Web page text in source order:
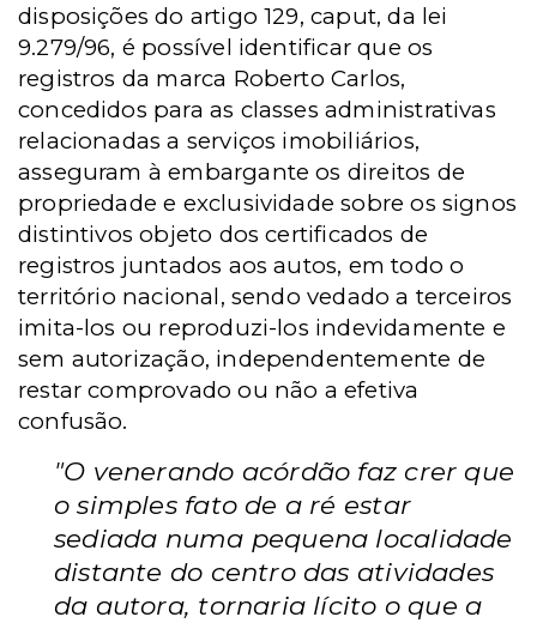
disposições do artigo 129, caput, da lei
9.279/96, é possível identificar que os
registros da marca Roberto Carlos,
concedidos para as classes administrativas
relacionadas a serviços imobiliários,
asseguram à embargante os direitos de
propriedade e exclusividade sobre os signos
distintivos objeto dos certificados de
registros juntados aos autos, em todo o
território nacional, sendo vedado a terceiros
imita-los ou reproduzi-los indevidamente e
sem autorização, independentemente de
restar comprovado ou não a efetiva
confusão.
"O venerando acórdão faz crer que
o simples fato de a ré estar
sediada numa pequena localidade
distante do centro das atividades
da autora, tornaria lícito o que a